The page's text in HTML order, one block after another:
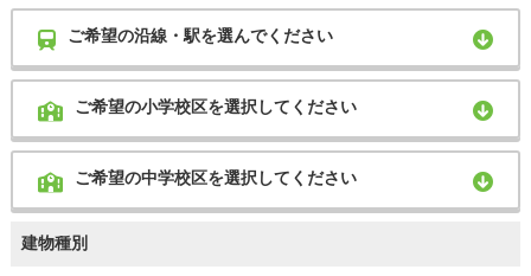
ご希望の沿線・駅を選んでください
ご希望の小学校区を選択してください
ご希望の中学校区を選択してください
建物種別